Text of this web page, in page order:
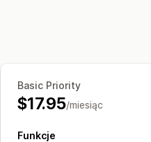
Basic Priority
$17.95/miesiąc
Funkcje